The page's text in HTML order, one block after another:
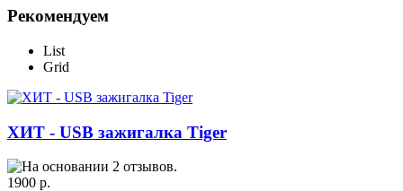
Рекомендуем
List
Grid
ХИТ - USB зажигалка Tiger
1900 р.